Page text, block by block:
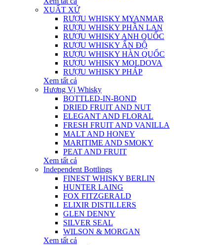
XUẤT XỨ
RƯỢU WHISKY MYANMAR
RƯỢU WHISKY PHẦN LAN
RƯỢU WHISKY ANH QUỐC
RƯỢU WHISKY ẤN ĐỘ
RƯỢU WHISKY HÀN QUỐC
RƯỢU WHISKY MOLDOVA
RƯỢU WHISKY PHÁP
Xem tất cả
Hương Vị Whisky
BOTTLED-IN-BOND
DRIED FRUIT AND NUT
ELEGANT AND FLORAL
FRESH FRUIT AND VANILLA
MALT AND HONEY
MARITIME AND SMOKY
PEAT AND FRUIT
Xem tất cả
Independent Bottlings
FINEST WHISKY BERLIN
HUNTER LAING
FOX FITZGERALD
ELIXIR DISTILLERS
GLEN DENNY
SILVER SEAL
WILSON & MORGAN
Xem tất cả